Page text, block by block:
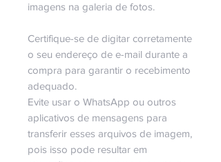
imagens na galeria de fotos.
Certifique-se de digitar corretamente
o seu endereço de e-mail durante a
compra para garantir o recebimento
adequado.
Evite usar o WhatsApp ou outros
aplicativos de mensagens para
transferir esses arquivos de imagem,
pois isso pode resultar em